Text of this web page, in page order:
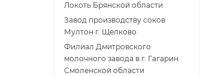
Локоть Брянской области
Завод производству соков
Мултон г. Щелково
Филиал Дмитровского
молочного завода в г. Гагарин
Смоленской области